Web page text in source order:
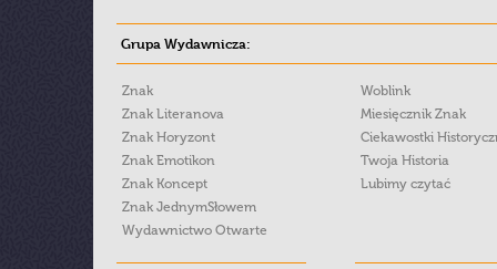
Grupa Wydawnicza:
Znak
Znak Literanova
Znak Horyzont
Znak Emotikon
Znak Koncept
Znak JednymSłowem
Wydawnictwo Otwarte
Woblink
Miesięcznik Znak
Ciekawostki
Twoja Historia
Lubimy czytać